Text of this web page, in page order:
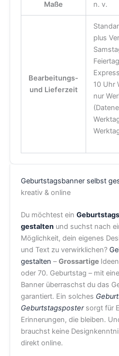
Maße n. v.
Bearbeitungs-
und Lieferzeit
plus
10 Uhr
nur
Geburtstagsbanner selbst
kreativ & online
Du möchtest ein
gestalten und suchst nach
Möglichkeit, dein eigenes
und Text zu verwirklichen?
gestalten –Grossartige
oder 70. Geburtstag – mit
Banner überraschst du das
garantiert. Ein solches
Geburtstagspostersorgt für
Erinnerungen, die bleiben.
brauchst keine
direkt online.